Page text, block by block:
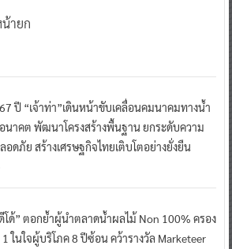
ายก
ปี “เจ้าท่า”เดินหน้าขับเคลื่อนคมนาคมทางน้ำ
นาคต พัฒนาโครงสร้างพื้นฐาน ยกระดับความ
อดภัย สร้างเศรษฐกิจไทยเติบโตอย่างยั่งยืน
โด้” ตอกย้ำผู้นำตลาดน้ำผลไม้ Non 100% ครอง
ในใจผู้บริโภค 8 ปีซ้อน คว้ารางวัล Marketeer